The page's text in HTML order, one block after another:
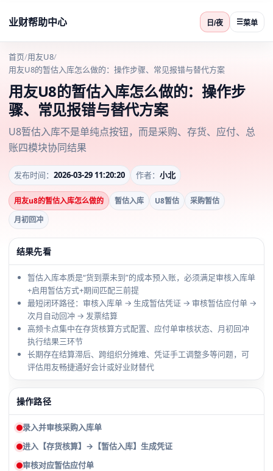
业财帮助中心 日/夜 ☰菜单
首页/用友U8/
用友U8的暂估入库怎么做的：操作步骤、常见报错与替代方案
用友U8的暂估入库怎么做的：操作步
骤、常见报错与替代方案
U8暂估入库不是单纯点按钮，而是采购、存货、应付、总
账四模块协同结果
发布时间： 2026-03-29 11:20:20 作者： 小北
用友u8的暂估入库怎么做的 暂估入库 U8暂估
采购暂估
月初回冲
结果先看
暂估入库本质是“货到票未到”的成本预入账，必须满足审核入库单
+启用暂估方式+期间匹配三前提
最短闭环路径：审核入库单 → 生成暂估凭证 → 审核暂估应付单 →
次月自动回冲 → 发票结算
高频卡点集中在存货核算方式配置、应付单审核状态、月初回冲
执行结果三环节
长期存在结算滞后、跨组织分摊难、凭证手工调整多等问题，可
评估用友畅捷通好会计或好业财替代
操作路径
录入并审核采购入库单
进入【存货核算】→【暂估入库】生成凭证
审核对应暂估应付单